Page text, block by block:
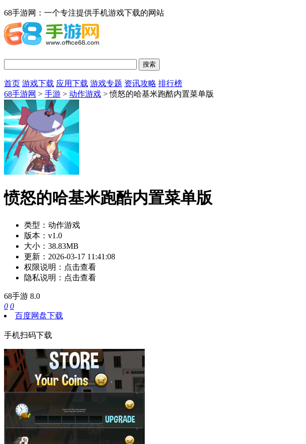
68手游网：一个专注提供手机游戏下载的网站
首页 游戏下载 应用下载 游戏专题 资讯攻略 排行榜
68手游网 > 手游 > 动作游戏 > 愤怒的哈基米跑酷内置菜单版
愤怒的哈基米跑酷内置菜单版
类型： 动作游戏
版本： v1.0
大小： 38.83MB
更新： 2026-03-17 11:41:08
权限说明： 点击查看
隐私说明： 点击查看
68手游 8.0
0 0
百度网盘下载
手机扫码下载